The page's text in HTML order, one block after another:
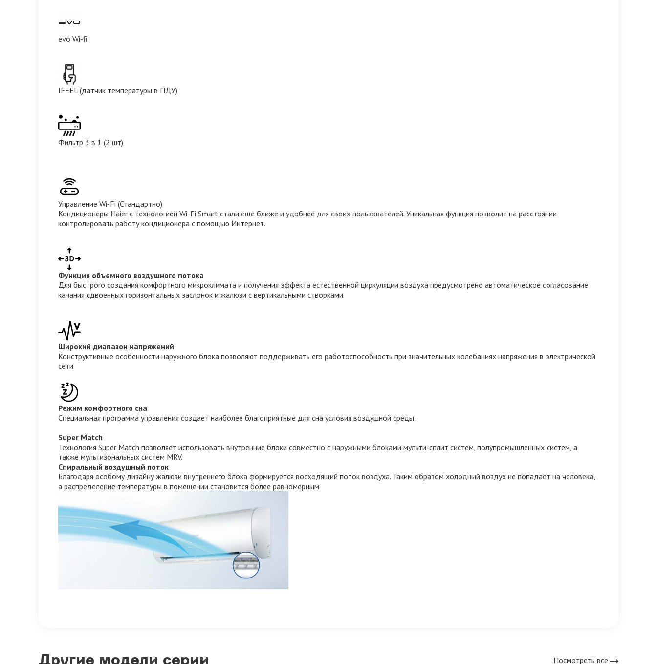
evo Wi-fi
IFEEL (датчик температуры в ПДУ)
Фильтр 3 в 1 (2 шт)
Управление Wi-Fi (Стандартно)
Кондиционеры Haier с технологией Wi-Fi Smart стали еще ближе и удобнее для своих пользователей. Уникальная функция позволит на расстоянии
контролировать работу кондиционера с помощью Интернет.
Функция объемного воздушного потока
Для быстрого создания комфортного микроклимата и получения эффекта естественной циркуляции воздуха предусмотрено автоматическое согласование
качания сдвоенных горизонтальных заслонок и жалюзи с вертикальными створками.
Широкий диапазон напряжений
Конструктивные особенности наружного блока позволяют поддерживать его работоспособность при значительных колебаниях напряжения в электрической
сети.
Режим комфортного сна
Специальная программа управления создает наиболее благоприятные для сна условия воздушной среды.
Super Match
Технология Super Match позволяет использовать внутренние блоки совместно с наружными блоками мульти-сплит систем, полупромышленных систем, а
также мультизональных систем MRV.
Спиральный воздушный поток
Благодаря особому дизайну жалюзи внутреннего блока формируется восходящий поток воздуха. Таким образом холодный воздух не попадает на человека,
а распределение температуры в помещении становится более равномерным.
Другие модели серии Посмотреть все